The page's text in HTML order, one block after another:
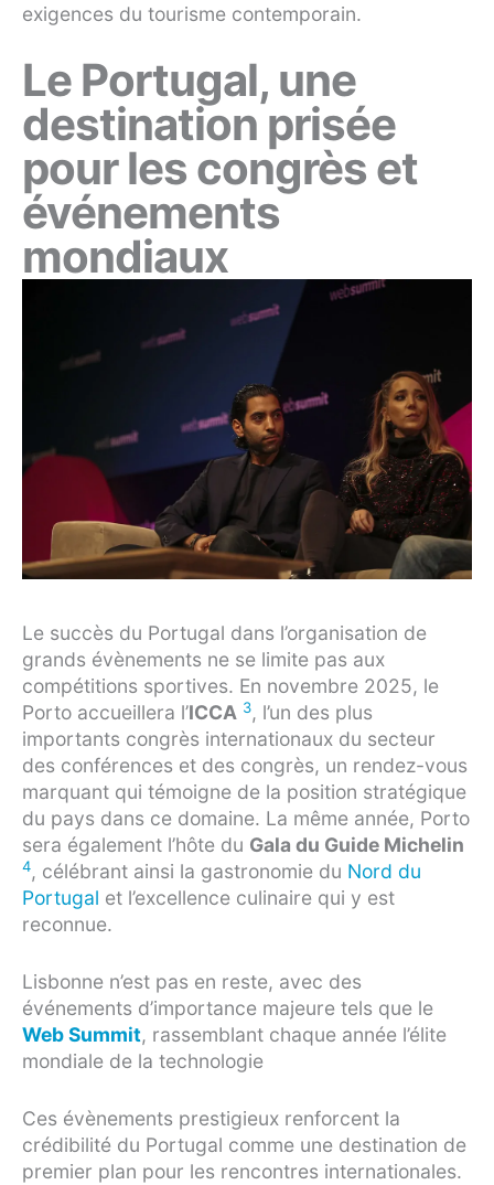
exigences du tourisme contemporain.
Le Portugal, une
destination prisée
pour les congrès et
événements
mondiaux
Le succès du Portugal dans l’organisation de
grands évènements ne se limite pas aux
compétitions sportives. En novembre 2025, le
Porto accueillera l’ICCA 3, l’un des plus
importants congrès internationaux du secteur
des conférences et des congrès, un rendez-vous
marquant qui témoigne de la position stratégique
du pays dans ce domaine. La même année, Porto
sera également l’hôte du Gala du Guide Michelin
4, célébrant ainsi la gastronomie du Nord du
Portugal et l’excellence culinaire qui y est
reconnue.
Lisbonne n’est pas en reste, avec des
événements d’importance majeure tels que le
Web Summit, rassemblant chaque année l’élite
mondiale de la technologie
Ces évènements prestigieux renforcent la
crédibilité du Portugal comme une destination de
premier plan pour les rencontres internationales.